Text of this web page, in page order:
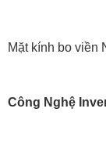
Mặt kính bo viền
Công Nghệ